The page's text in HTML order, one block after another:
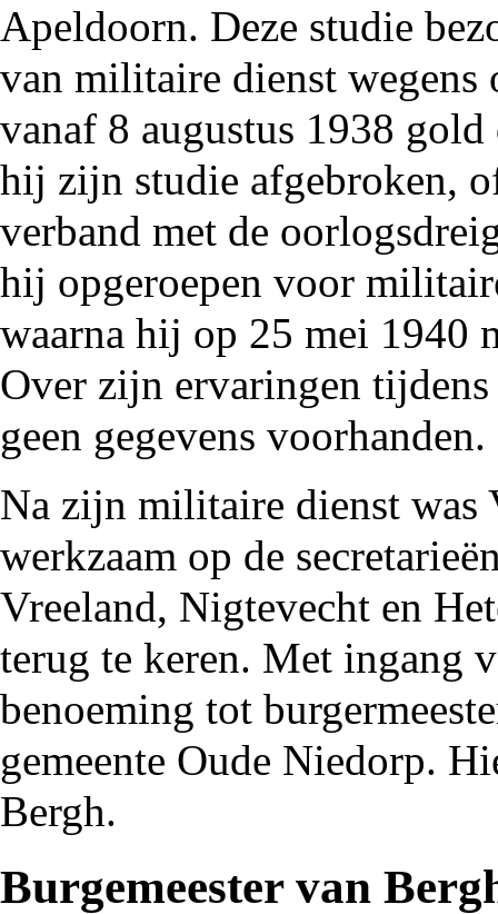
Apeldoorn. Deze studie
van militaire dienst
vanaf 8 augustus 1938 gold
hij zijn studie afgebroken,
verband met de
hij opgeroepen voor
waarna hij op 25 mei 1940
Over zijn ervaringen
geen gegevens voorhanden.
Na zijn militaire dienst was
werkzaam op de
Vreeland, Nigtevecht en
terug te keren. Met ingang
benoeming tot
gemeente Oude Niedorp.
Bergh.
Burgemeester van